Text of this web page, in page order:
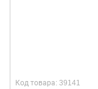
Код товара: 39141